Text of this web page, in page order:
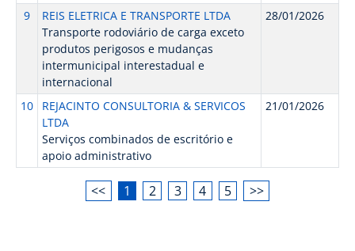
9
REIS ELETRICA E TRANSPORTE LTDA
Transporte rodoviário de carga exceto
produtos perigosos e mudanças
intermunicipal interestadual e
internacional
28/01/2026
10
REJACINTO CONSULTORIA & SERVICOS
LTDA
Serviços combinados de escritório e
apoio administrativo
21/01/2026
<< 1 2 3 4 5 >>